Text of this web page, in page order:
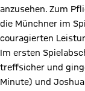
anzusehen. Zum
die Münchner im
couragierten
Im ersten
treffsicher und
Minute) und